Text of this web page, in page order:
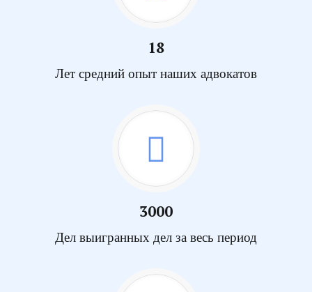
18
Лет средний опыт наших адвокатов
3000
Дел выигранных дел за весь период